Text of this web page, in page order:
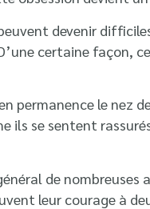
devenir
certaine
permanence le
ils se sentent
de
leur courage à